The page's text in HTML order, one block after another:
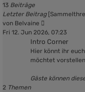
13 Beiträge
Letzter Beitrag
von Belvaine
Beitrag
Fri 12. Jun 2026, 07:23
Intro Corner
Hier könnt ihr
möchtet
Gäste können
2 Themen